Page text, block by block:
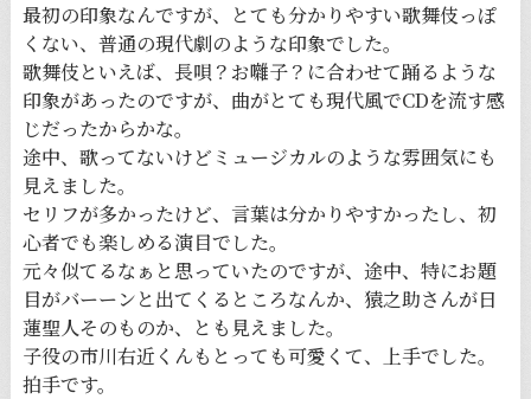
最初の印象なんですが、とても分かりやすい歌舞伎っぽ
くない、普通の現代劇のような印象でした。
歌舞伎といえば、長唄？お囃子？に合わせて踊るような
印象があったのですが、曲がとても現代風でCDを流す感
じだったからかな。
途中、歌ってないけどミュージカルのような雰囲気にも
見えました。
セリフが多かったけど、言葉は分かりやすかったし、初
心者でも楽しめる演目でした。
元々似てるなぁと思っていたのですが、途中、特にお題
目がバーーンと出てくるところなんか、猿之助さんが日
蓮聖人そのものか、とも見えました。
子役の市川右近くんもとっても可愛くて、上手でした。
拍手です。